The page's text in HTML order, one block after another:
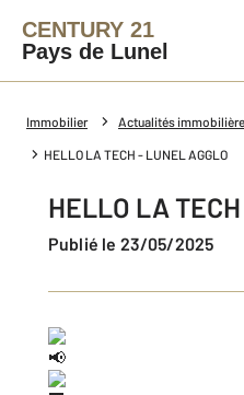
CENTURY 21
Pays de Lunel
Immobilier Actualités
HELLO LA TECH - LUNEL AGGLO
HELLO LA
Publié le 23/05/2025